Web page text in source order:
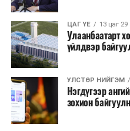
ЦАГ ҮЕ 13 цаг
Улаанбаатарт
үйлдвэр
УЛСТӨР НИЙГЭМ
Нэгдүгээр
зохион